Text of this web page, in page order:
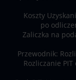
Koszty
po
Zaliczka na
Przewodnik:
Rozliczanie